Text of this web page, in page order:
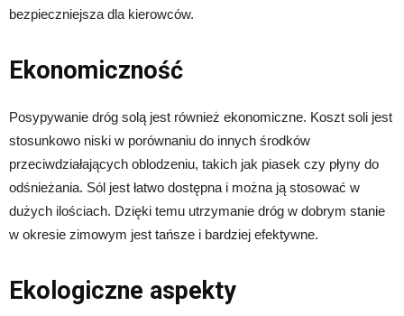
bezpieczniejsza dla kierowców.
Ekonomiczność
Posypywanie dróg solą jest również ekonomiczne. Koszt soli jest
stosunkowo niski w porównaniu do innych środków
przeciwdziałających oblodzeniu, takich jak piasek czy płyny do
odśnieżania. Sól jest łatwo dostępna i można ją stosować w
dużych ilościach. Dzięki temu utrzymanie dróg w dobrym stanie
w okresie zimowym jest tańsze i bardziej efektywne.
Ekologiczne aspekty